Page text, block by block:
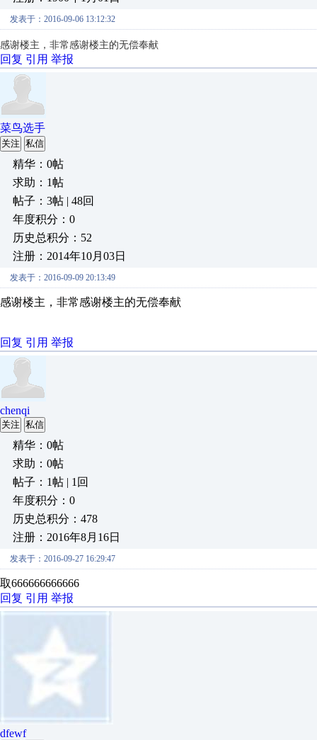
发表于：2016-09-06 13:12:32
感谢楼主，非常感谢楼主的无偿奉献
回复 引用 举报
菜鸟选手
关注 私信
精华：0帖
求助：1帖
帖子：3帖 | 48回
年度积分：0
历史总积分：52
注册：2014年10月03日
发表于：2016-09-09 20:13:49
感谢楼主，非常感谢楼主的无偿奉献
回复 引用 举报
chenqi
关注 私信
精华：0帖
求助：0帖
帖子：1帖 | 1回
年度积分：0
历史总积分：478
注册：2016年8月16日
发表于：2016-09-27 16:29:47
取666666666666
回复 引用 举报
dfewf